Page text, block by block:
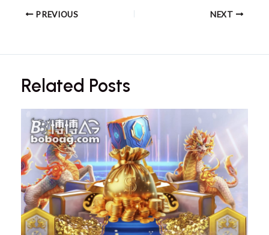
PREVIOUS NEXT
Related Posts